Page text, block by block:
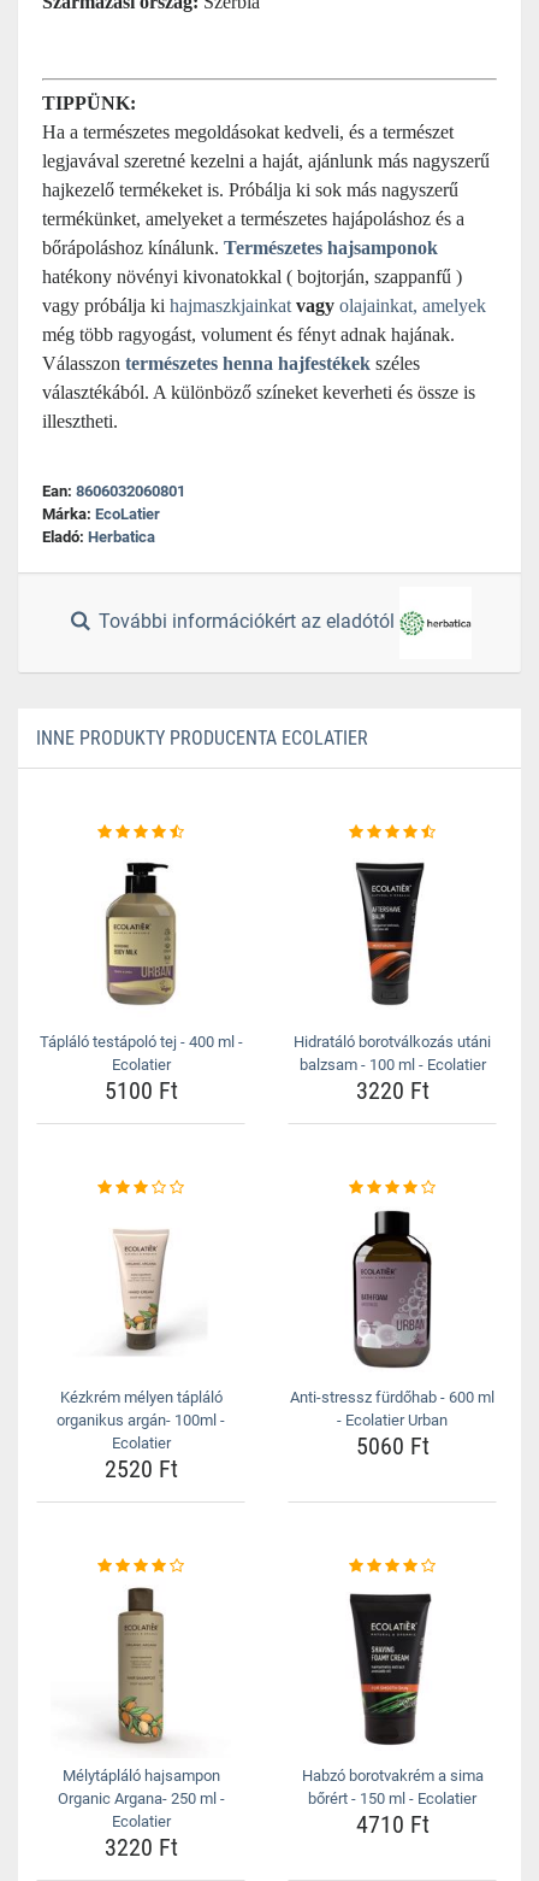
TIPPÜNK:
Ha a természetes megoldásokat kedveli, és a természet
legjavával szeretné kezelni a haját, ajánlunk más nagyszerű
hajkezelő termékeket is. Próbálja ki sok más nagyszerű
termékünket, amelyeket a természetes hajápoláshoz és a
bőrápoláshoz kínálunk. Természetes hajsamponok
hatékony növényi kivonatokkal ( bojtorján, szappanfű )
vagy próbálja ki hajmaszkjainkat vagy olajainkat, amelyek
még több ragyogást, volument és fényt adnak hajának.
Válasszon természetes henna hajfestékek széles
választékából. A különböző színeket keverheti és össze is
illesztheti.
Ean: 8606032060801
Márka: EcoLatier
Eladó: Herbatica
További információkért az eladótól
INNE PRODUKTY PRODUCENTA ECOLATIER
Tápláló testápoló tej - 400 ml -
Ecolatier
5100 Ft
Hidratáló borotválkozás utáni
balzsam - 100 ml - Ecolatier
3220 Ft
Kézkrém mélyen tápláló
organikus argán- 100ml -
Ecolatier
2520 Ft
Anti-stressz fürdőhab - 600 ml
- Ecolatier Urban
5060 Ft
Mélytápláló hajsampon
Organic Argana- 250 ml -
Ecolatier
3220 Ft
Habzó borotvakrém a sima
bőrért - 150 ml - Ecolatier
4710 Ft